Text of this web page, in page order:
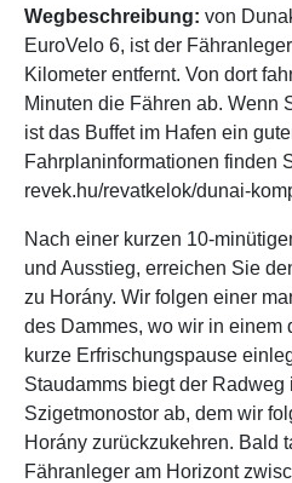
Wegbeschreibung: von
EuroVelo 6, ist der
Kilometer entfernt. Von dort
Minuten die Fähren ab. Wenn
ist das Buffet im Hafen ein
Fahrplaninformationen finden
revek.hu/revatkelok/dunai-
Nach einer kurzen 10-
und Ausstieg, erreichen Sie
zu Horány. Wir folgen einer
des Dammes, wo wir in einem
kurze Erfrischungspause
Staudamms biegt der Radweg
Szigetmonostor ab, dem wir
Horány zurückzukehren. Bald
Fähranleger am Horizont